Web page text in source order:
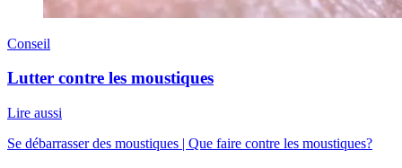
Conseil
Lutter contre les moustiques
Lire aussi
Se débarrasser des moustiques | Que faire contre les moustiques?